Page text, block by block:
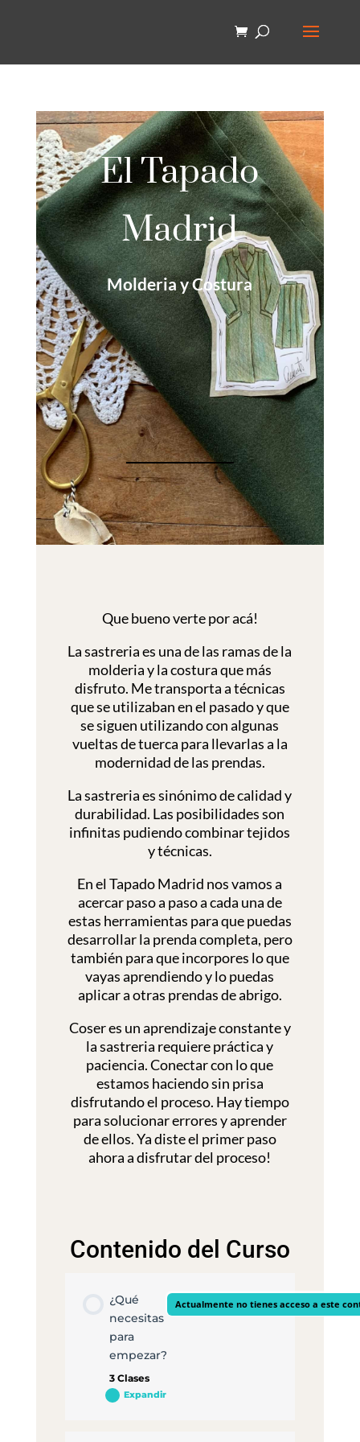
El Tapado
Madrid
Molderia y Costura
Que bueno verte por acá!
La sastreria es una de las ramas de la
molderia y la costura que más
disfruto. Me transporta a técnicas
que se utilizaban en el pasado y que
se siguen utilizando con algunas
vueltas de tuerca para llevarlas a la
modernidad de las prendas.
La sastreria es sinónimo de calidad y
durabilidad. Las posibilidades son
infinitas pudiendo combinar tejidos
y técnicas.
En el Tapado Madrid nos vamos a
acercar paso a paso a cada una de
estas herramientas para que puedas
desarrollar la prenda completa, pero
también para que incorpores lo que
vayas aprendiendo y lo puedas
aplicar a otras prendas de abrigo.
Coser es un aprendizaje constante y
la sastreria requiere práctica y
paciencia. Conectar con lo que
estamos haciendo sin prisa
disfrutando el proceso. Hay tiempo
para solucionar errores y aprender
de ellos. Ya diste el primer paso
ahora a disfrutar del proceso!
Contenido del Curso
¿Qué
necesitas
para
empezar?
3 Clases
Actualmente no tienes acceso a este
Expandir
¿Qué